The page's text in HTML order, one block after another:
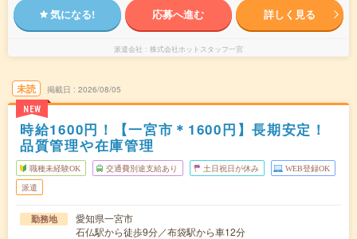
気になる! 応募へ進む 詳しく見る
派遣会社 株式会社ホットスタッフ一宮
未読
NEW
掲載日 2026/08/05
時給1600円！【一宮市＊1600円】長期安定！
品質管理や在庫管理
職種未経験OK 交通費別途支給あり 土日祝日が休み WEB登録OK
派遣
勤務地
愛知県一宮市
石仏駅から徒歩9分／布袋駅から車12分